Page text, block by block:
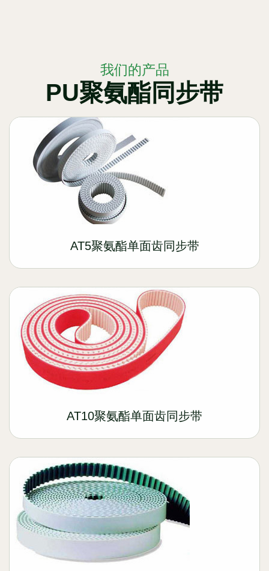
我们的产品
PU聚氨酯同步带
AT5聚氨酯单面齿同步带
AT10聚氨酯单面齿同步带